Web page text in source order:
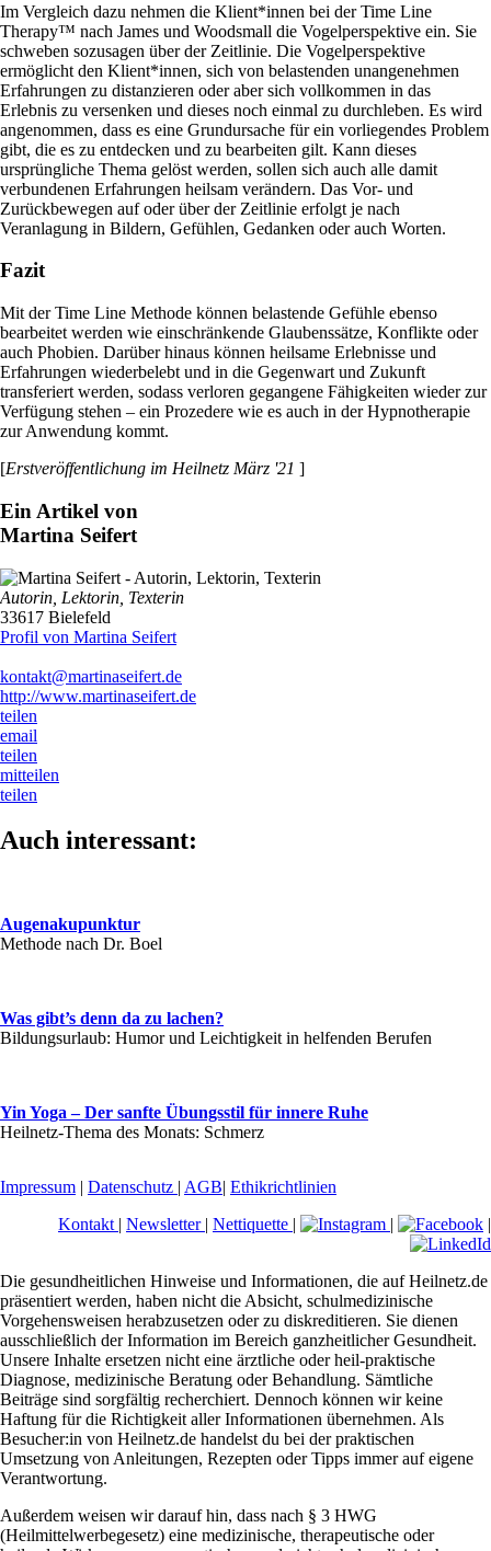
Im Vergleich dazu nehmen die Klient*innen bei der Time Line
Therapy™ nach James und Woodsmall die Vogelperspektive ein. Sie
schweben sozusagen über der Zeitlinie. Die Vogelperspektive
ermöglicht den Klient*innen, sich von belastenden unangenehmen
Erfahrungen zu distanzieren oder aber sich vollkommen in das
Erlebnis zu versenken und dieses noch einmal zu durchleben. Es wird
angenommen, dass es eine Grundursache für ein vorliegendes Problem
gibt, die es zu entdecken und zu bearbeiten gilt. Kann dieses
ursprüngliche Thema gelöst werden, sollen sich auch alle damit
verbundenen Erfahrungen heilsam verändern. Das Vor- und
Zurückbewegen auf oder über der Zeitlinie erfolgt je nach
Veranlagung in Bildern, Gefühlen, Gedanken oder auch Worten.
Fazit
Mit der Time Line Methode können belastende Gefühle ebenso
bearbeitet werden wie einschränkende Glaubenssätze, Konflikte oder
auch Phobien. Darüber hinaus können heilsame Erlebnisse und
Erfahrungen wiederbelebt und in die Gegenwart und Zukunft
transferiert werden, sodass verloren gegangene Fähigkeiten wieder zur
Verfügung stehen – ein Prozedere wie es auch in der Hypnotherapie
zur Anwendung kommt.
[Erstveröffentlichung im Heilnetz März '21 ]
Ein Artikel von
Martina Seifert
Autorin, Lektorin, Texterin
33617 Bielefeld
Profil von Martina Seifert
kontakt@martinaseifert.de
http://www.martinaseifert.de
teilen
email
teilen
mitteilen
teilen
Auch interessant:
Augenakupunktur
Methode nach Dr. Boel
Was gibt’s denn da zu lachen?
Bildungsurlaub: Humor und Leichtigkeit in helfenden Berufen
Yin Yoga – Der sanfte Übungsstil für innere Ruhe
Heilnetz-Thema des Monats: Schmerz
Impressum | Datenschutz | AGB| Ethikrichtlinien
Kontakt | Newsletter | Nettiquette | | |
Die gesundheitlichen Hinweise und Informationen, die auf Heilnetz.de
präsentiert werden, haben nicht die Absicht, schulmedizinische
Vorgehensweisen herabzusetzen oder zu diskreditieren. Sie dienen
ausschließlich der Information im Bereich ganzheitlicher Gesundheit.
Unsere Inhalte ersetzen nicht eine ärztliche oder heil-praktische
Diagnose, medizinische Beratung oder Behandlung. Sämtliche
Beiträge sind sorgfältig recherchiert. Dennoch können wir keine
Haftung für die Richtigkeit aller Informationen übernehmen. Als
Besucher:in von Heilnetz.de handelst du bei der praktischen
Umsetzung von Anleitungen, Rezepten oder Tipps immer auf eigene
Verantwortung.
Außerdem weisen wir darauf hin, dass nach § 3 HWG
(Heilmittelwerbegesetz) eine medizinische, therapeutische oder